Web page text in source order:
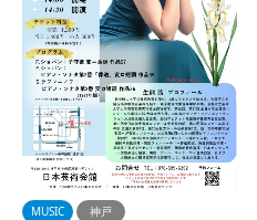
MUSIC 神戸